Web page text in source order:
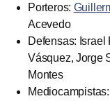
Porteros:
Acevedo
Defensas: Israel
Vásquez, Jorge
Montes
Mediocampistas: